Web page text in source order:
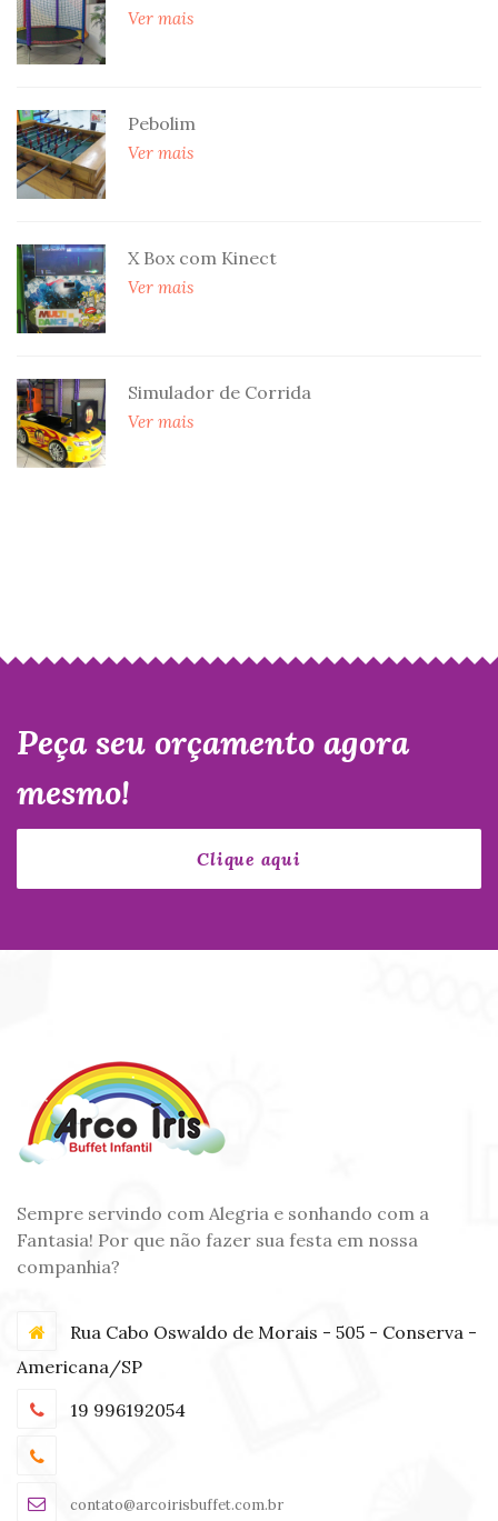
Ver mais
Pebolim
Ver mais
X Box com Kinect
Ver mais
Simulador de Corrida
Ver mais
Peça seu orçamento agora
mesmo!
Sempre servindo com Alegria e sonhando com a
Fantasia! Por que não fazer sua festa em nossa
companhia?
Rua Cabo Oswaldo de Morais - 505 - Conserva -
Americana/SP
19 996192054
contato@arcoirisbuffet.com.br